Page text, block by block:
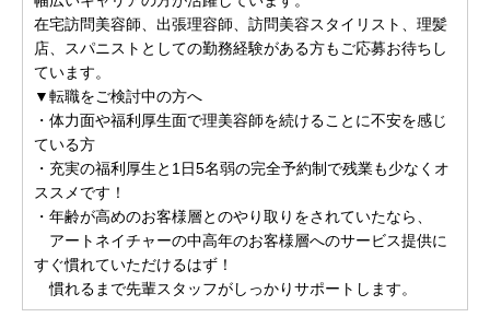
在宅訪問美容師、出張理容師、訪問美容スタイリスト、理髪
店、スパニストとしての勤務経験がある方もご応募お待ちし
ています。
▼転職をご検討中の方へ
・体力面や福利厚生面で理美容師を続けることに不安を感じ
ている方
・充実の福利厚生と1日5名弱の完全予約制で残業も少なくオ
ススメです！
・年齢が高めのお客様層とのやり取りをされていたなら、
アートネイチャーの中高年のお客様層へのサービス提供に
すぐ慣れていただけるはず！
慣れるまで先輩スタッフがしっかりサポートします。